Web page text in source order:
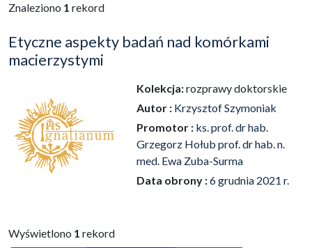
Znaleziono 1 rekord
Etyczne aspekty badań nad komórkami
macierzystymi
Kolekcja:rozprawy doktorskie
Autor : Krzysztof Szymoniak
Promotor : ks. prof. dr hab.
Grzegorz Hołub prof. dr hab. n.
med. Ewa Zuba-Surma
Data obrony :6 grudnia 2021 r.
Wyświetlono 1 rekord